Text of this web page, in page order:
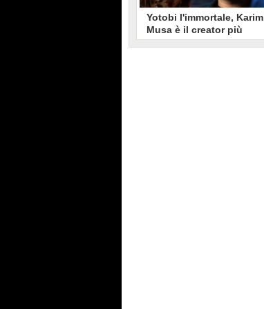
Yotobi l'immortale, Karim
Musa è il creator più
longevo in Italia: il suo